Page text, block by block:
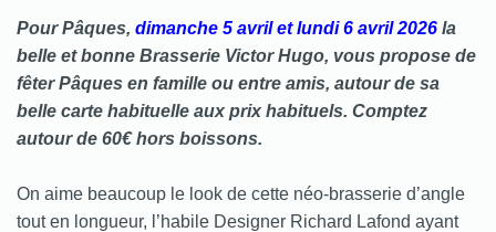
PourPâques, dimanche 5 avril et lundi 6 avril 2026 la
belle et bonne Brasserie Victor Hugo, vous propose de
fêter Pâques en famille ou entre amis, autour de sa
belle carte habituelle aux prix habituels. Comptez
autour de 60€ hors boissons.
On aime beaucoup le look de cette néo-brasserie d’angle
tout en longueur, l’habile Designer Richard Lafond ayant